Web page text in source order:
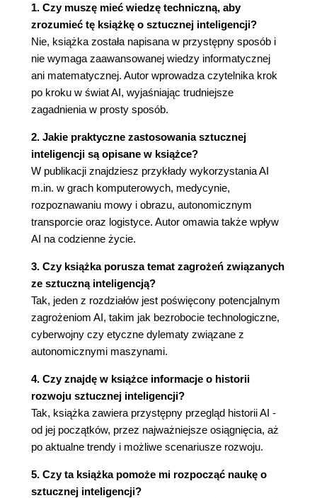
W jaki sposób sztuczna inteligencja rozumie
ludzką mowę?
Czy sztuczna inteligencja potrafi mówić po
ludzku?
Czy sztuczna inteligencja rozumie już muzykę?
Czy sztuczna inteligencja rozumie nasz język?
Użyteczne zasoby
Literatura
Rozdział 5. Medycyna wspomagana przez sztuczną
inteligencję - czy lekarze będą nam potrzebni?
Czy sztuczna inteligencja sprawi, że lekarze będą
lepsi?
Maszynowe wsparcie podejmowania decyzji czy
Czy jesteśmy zaprogramowanymi
biomaszynami?
Dlaczego jeszcze nikt nie wymyślił leku na raka i
inne śmiertelne choroby?
Czy splotowe sieci neuronowe widzą więcej niż
radiolog?
Literatura
Rozdział 6. Transport przyszłości - czyli pojazdy
bez kierowców i paczki bez kurierów?
Kiedy nasze pojazdy będą w pełni autonomiczne?
Robotaksóweczka czeka.
TIR-y na tory, paczki na drony i lodówki na koła,
1. Czy muszę mieć wiedzę techniczną, aby
zrozumieć tę książkę o sztucznej inteligencji?
Nie, książka została napisana w przystępny sposób i
nie wymaga zaawansowanej wiedzy informatycznej
ani matematycznej. Autor wprowadza czytelnika krok
po kroku w świat AI, wyjaśniając trudniejsze
zagadnienia w prosty sposób.
2. Jakie praktyczne zastosowania sztucznej
inteligencji są opisane w książce?
W publikacji znajdziesz przykłady wykorzystania AI
m.in. w grach komputerowych, medycynie,
rozpoznawaniu mowy i obrazu, autonomicznym
transporcie oraz logistyce. Autor omawia także wpływ
AI na codzienne życie.
3. Czy książka porusza temat zagrożeń związanych
ze sztuczną inteligencją?
Tak, jeden z rozdziałów jest poświęcony potencjalnym
zagrożeniom AI, takim jak bezrobocie technologiczne,
cyberwojny czy etyczne dylematy związane z
autonomicznymi maszynami.
4. Czy znajdę w książce informacje o historii
rozwoju sztucznej inteligencji?
Tak, książka zawiera przystępny przegląd historii AI -
od jej początków, przez najważniejsze osiągnięcia, aż
po aktualne trendy i możliwe scenariusze rozwoju.
5. Czy ta książka pomoże mi rozpocząć naukę o
sztucznej inteligencji?